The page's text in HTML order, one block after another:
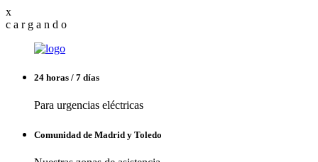
x
c a r g a n d o
24 horas / 7 días
Para urgencias eléctricas
Comunidad de Madrid y Toledo